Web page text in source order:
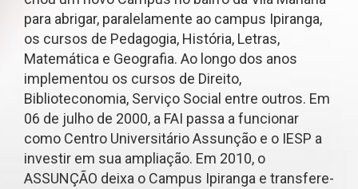
para abrigar, paralelamente ao campus Ipiranga,
os cursos de Pedagogia, História, Letras,
Matemática e Geografia. Ao longo dos anos
implementou os cursos de Direito,
Biblioteconomia, Serviço Social entre outros. Em
06 de julho de 2000, a FAI passa a funcionar
como Centro Universitário Assunção e o IESP a
investir em sua ampliação. Em 2010, o
ASSUNÇÃO deixa o Campus Ipiranga e transfere-